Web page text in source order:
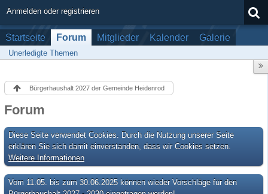
Anmelden oder registrieren
Startseite Forum Mitglieder Kalender Galerie
Unerledigte Themen
Bürgerhaushalt 2027 der Gemeinde Heidenrod
Forum
Diese Seite verwendet Cookies. Durch die Nutzung unserer Seite
erklären Sie sich damit einverstanden, dass wir Cookies setzen.
Weitere Informationen
Vom 11.05. bis zum 30.06.2025 können wieder Vorschläge für den